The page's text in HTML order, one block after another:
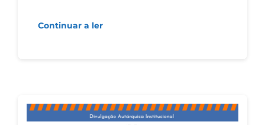
Continuar a ler